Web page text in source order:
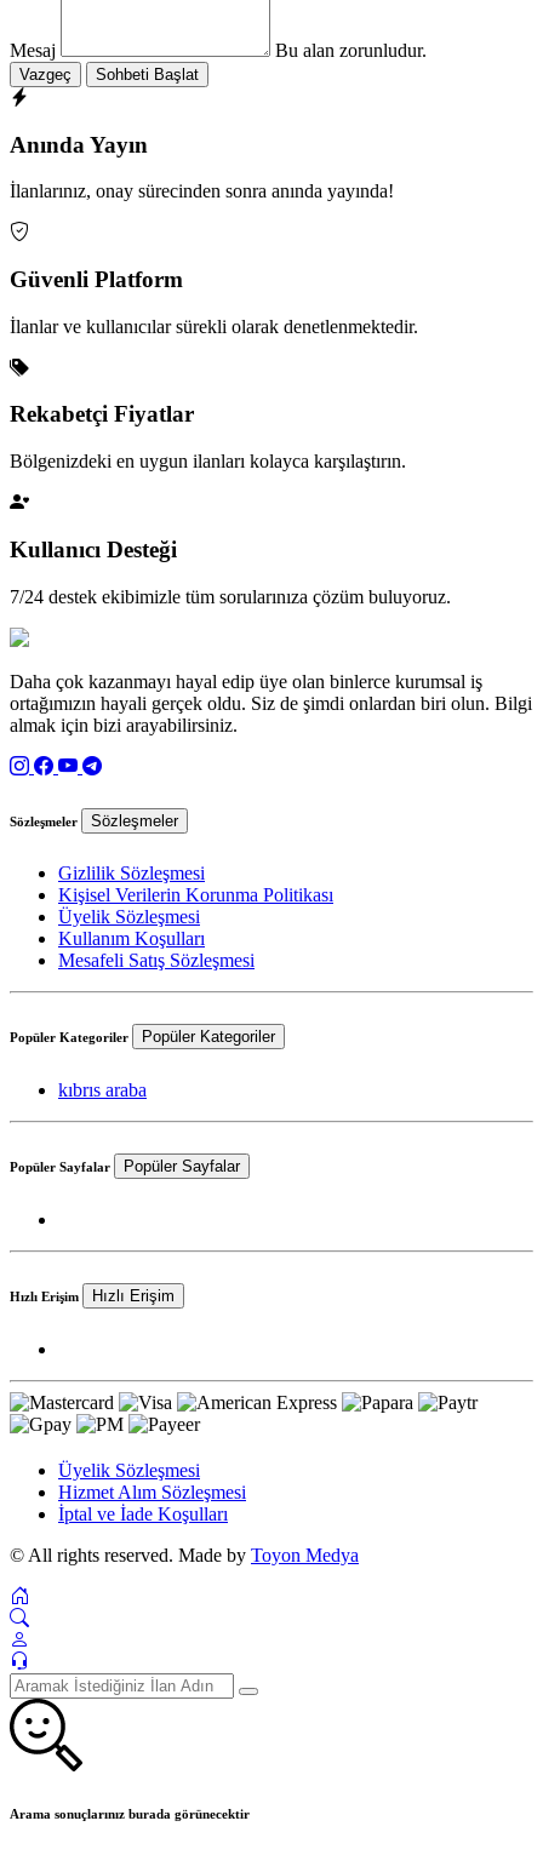
Mesaj Bu alan zorunludur.
Vazgeç Sohbeti Başlat
Anında Yayın
İlanlarınız, onay sürecinden sonra anında yayında!
Güvenli Platform
İlanlar ve kullanıcılar sürekli olarak denetlenmektedir.
Rekabetçi Fiyatlar
Bölgenizdeki en uygun ilanları kolayca karşılaştırın.
Kullanıcı Desteği
7/24 destek ekibimizle tüm sorularınıza çözüm buluyoruz.
Daha çok kazanmayı hayal edip üye olan binlerce kurumsal iş
ortağımızın hayali gerçek oldu. Siz de şimdi onlardan biri olun. Bilgi
almak için bizi arayabilirsiniz.
Sözleşmeler Sözleşmeler
Gizlilik Sözleşmesi
Kişisel Verilerin Korunma Politikası
Üyelik Sözleşmesi
Kullanım Koşulları
Mesafeli Satış Sözleşmesi
Popüler Kategoriler Popüler Kategoriler
kıbrıs araba
Popüler Sayfalar Popüler Sayfalar
Hızlı Erişim Hızlı Erişim
Üyelik Sözleşmesi
Hizmet Alım Sözleşmesi
İptal ve İade Koşulları
© All rights reserved. Made by Toyon Medya
Arama sonuçlarınız burada görünecektir